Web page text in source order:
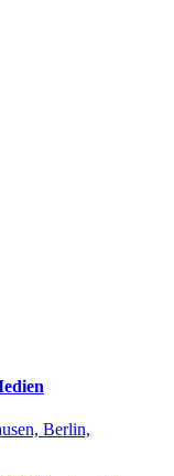
Berlin,